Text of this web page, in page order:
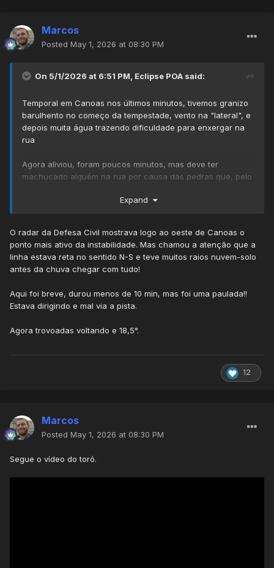
Marcos
Posted May 1, 2026 at 08:30 PM
On 5/1/2026 at 6:51 PM, Eclipse POA said:
Temporal em Canoas nos últimos minutos, tivemos granizo
barulhento no começo da tempestade, vento na "lateral", e
depois muita água trazendo dificuldade para enxergar na
rua
Agora aliviou, foram poucos minutos, mas deve ter
machucado alguém na rua por causa das pedras que, pelo
Expand
O radar da Defesa Civil mostrava logo ao oeste de Canoas o
ponto mais ativo da instabilidade. Mas chamou a atenção que a
linha estava reta no sentido N-S e teve muitos raios nuvem-solo
antes da chuva chegar com tudo!
Aqui foi breve, durou menos de 10 min, mas foi uma paulada!!
Estava dirigindo e mal via a pista.
Agora trovoadas voltando e 18,5°.
12
Marcos
Posted May 1, 2026 at 08:30 PM
Segue o vídeo do toró.